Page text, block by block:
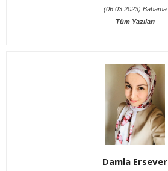
(06.03.2023) Babama
Tüm Yazıları
Damla Ersever